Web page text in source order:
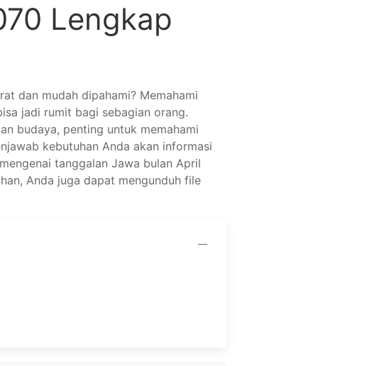
Lengkap
dan mudah dipahami? Memahami
jadi rumit bagi sebagian orang.
budaya, penting untuk memahami
kebutuhan Anda akan informasi
tanggalan Jawa bulan April
Anda juga dapat mengunduh file